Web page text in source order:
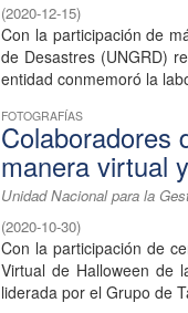
(2020-12-15)
Con la participación de
de Desastres (UNGRD)
entidad conmemoró la
FOTOGRAFÍAS
Colaboradores
manera virtual
Unidad Nacional para la
(2020-10-30)
Con la participación de
Virtual de Halloween de
liderada por el Grupo de